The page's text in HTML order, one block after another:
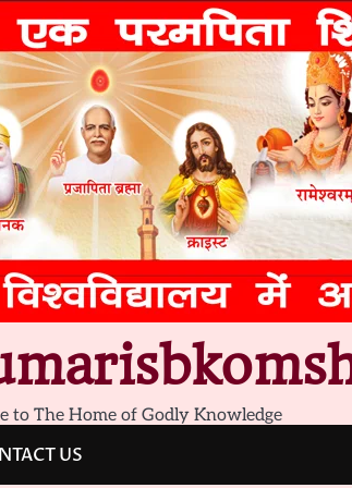
to The Home of Godly Knowledge
US